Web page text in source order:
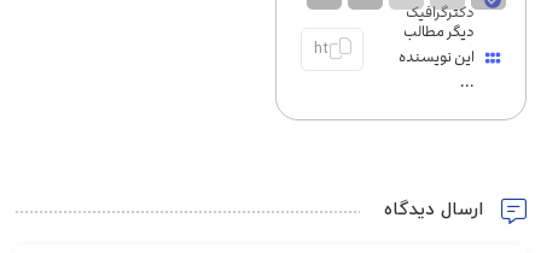
دکترگرافیک
دیگر مطالب
این نویسنده
...
ارسال دیدگاه